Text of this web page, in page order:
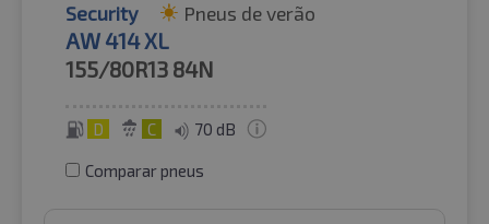
Security Pneus de verão
AW 414 XL
155/80R13 84N
D C 70 dB
Comparar pneus